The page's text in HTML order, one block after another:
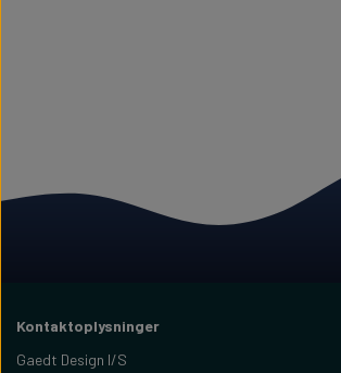
Kontaktoplysninger
Gaedt Design I/S